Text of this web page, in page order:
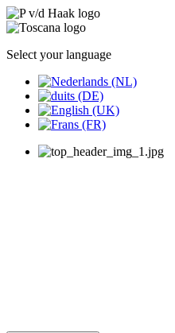
Select your language